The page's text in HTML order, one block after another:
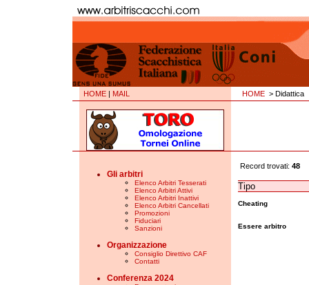
HOME | MAIL HOME > Didattica
Gli arbitri
Elenco Arbitri Tesserati
Elenco Arbitri Attivi
Elenco Arbitri Inattivi
Elenco Arbitri Cancellati
Promozioni
Fiduciari
Sanzioni
Organizzazione
Consiglio Direttivo CAF
Contatti
Conferenza 2024
Record trovati: 48
Tipo
Cheating
Essere arbitro